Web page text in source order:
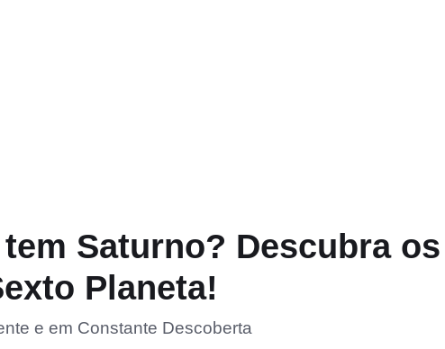
Saturno? Descubra os
Planeta!
e em Constante Descoberta